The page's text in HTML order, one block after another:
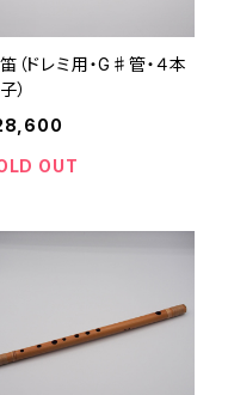
（ドレミ用・G♯管・４本
）
OUT